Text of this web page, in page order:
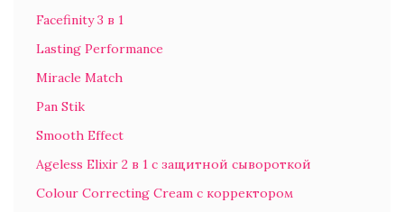
Facefinity 3 в 1
Lasting Performance
Miracle Match
Pan Stik
Smooth Effect
Ageless Elixir 2 в 1 с защитной сывороткой
Colour Correcting Cream с корректором